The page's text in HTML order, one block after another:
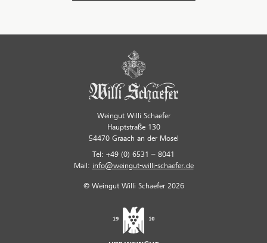
Weingut Willi Schaefer
Hauptstraße 130
54470 Graach an der Mosel
Tel: +49 (0) 6531 – 8041
Mail: info@weingut-willi-schaefer.de
© Weingut Willi Schaefer 2026